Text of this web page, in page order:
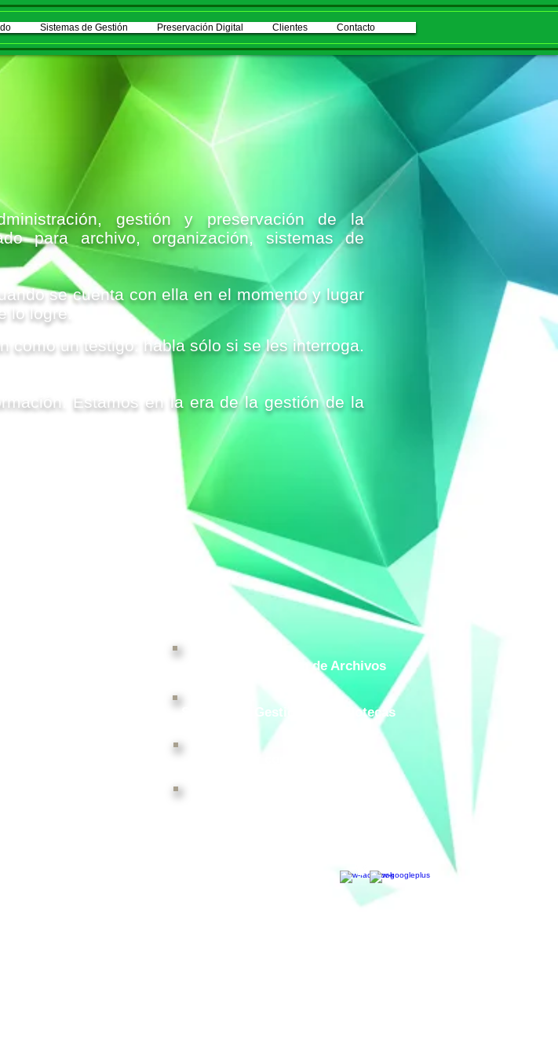
Sistemas de Gestión Preservación Digital Clientes Contacto
gestión y preservación de la
para archivo, organización, sistemas de
se cuenta con ella en el momento y lugar
lo logre.
como un testigo: habla sólo si se les interroga.
Estamos en la era de la gestión de la
Sistema de Gestión de Archivos
Sistema de Gestión de Bibliotecas
Digitalización y Transferencia